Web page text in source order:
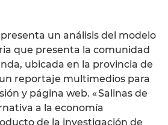
un análisis del modelo
que presenta la comunidad
ubicada en la provincia de
reportaje multimedios para
y página web. « Salinas de
a la economía
de la investigación de